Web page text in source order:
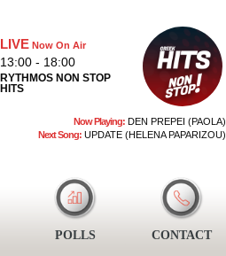
LIVE Now On Air
13:00 - 18:00
RYTHMOS NON STOP
HITS
Now Playing: DEN PREPEI (PAOLA)
Next Song: UPDATE (HELENA PAPARIZOU)
POLLS CONTACT